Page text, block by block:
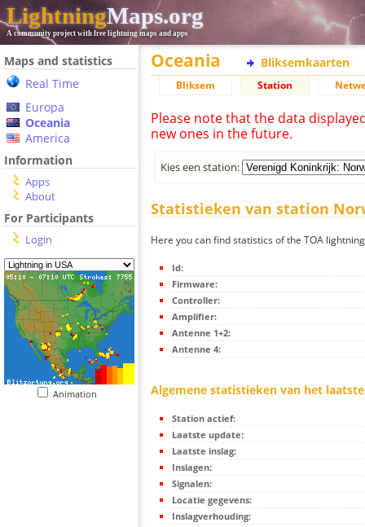
LightningMaps.org
A community project with free lightning maps and apps
Maps and statistics
Real Time
Europa
Oceania
America
Information
Apps
About
For Participants
Login
Animation
Oceania Bliksemkaarten
Bliksem Station
Please note that the data
new ones in the future.
Kies een station:
Statistieken van station
Here you can find statistics of the TOA
Id:
Firmware:
Controller:
Amplifier:
Antenne 1+2:
Antenne 4:
Algemene statistieken van het
Station actief:
Laatste update:
Laatste inslag:
Inslagen:
Signalen:
Locatie gegevens:
Inslagverhouding: